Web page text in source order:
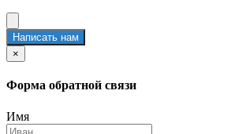
Написать нам
×
Форма обратной связи
Имя